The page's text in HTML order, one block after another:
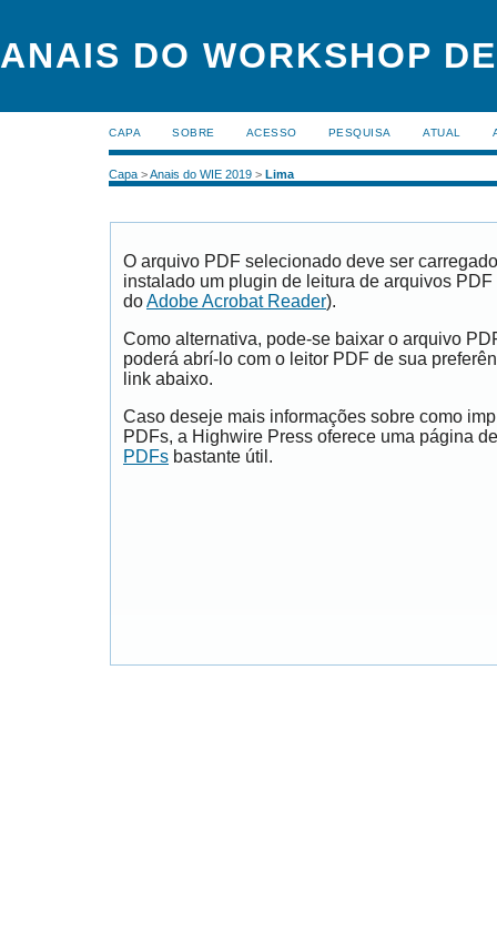
ANAIS DO WORKSHOP
CAPA SOBRE ACESSO PESQUISA ATUAL
Capa >Anais do WIE 2019 > Lima
O arquivo PDF selecionado deve ser
instalado um plugin de leitura de arquivos
doAdobe Acrobat Reader).
Como alternativa, pode-se baixar o arquivo
poderá abrí-lo com o leitor PDF de sua
link abaixo.
Caso deseje mais informações sobre como
PDFs, a Highwire Press oferece uma página
PDFs bastante útil.